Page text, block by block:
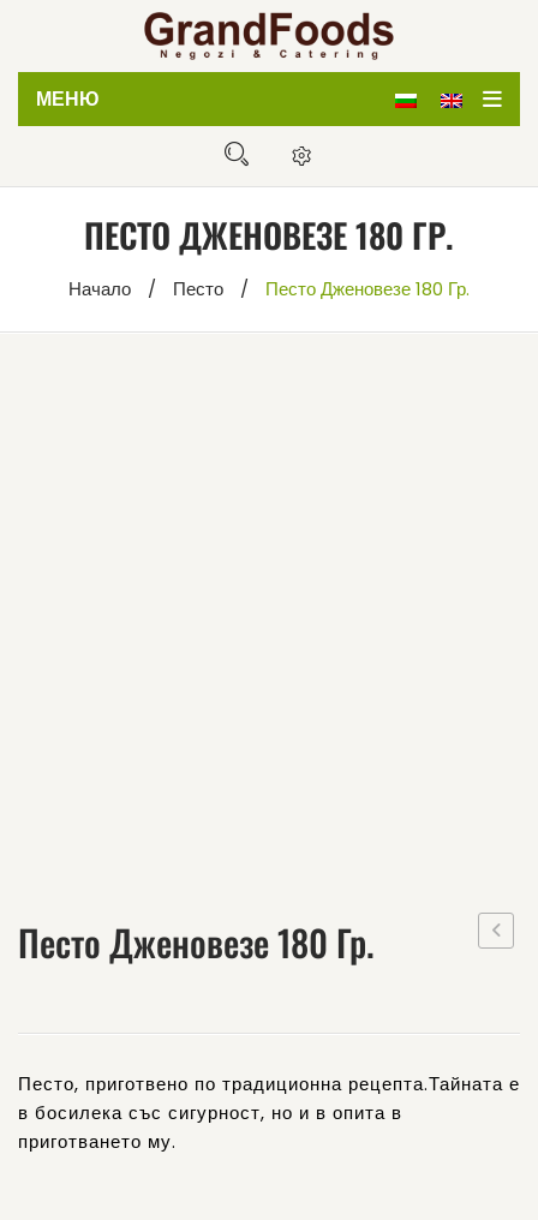
МЕНЮ
Кетъринг
Дистрибуция
ПЕСТО ДЖЕНОВЕЗЕ 180 ГР.
Начало / Песто / Песто Дженовезе 180 Гр.
гр.
Песто Дженовезе 180 Гр.
Песто, приготвено по традиционна рецепта.Тайната е
в босилека със сигурност, но и в опита в
приготването му.